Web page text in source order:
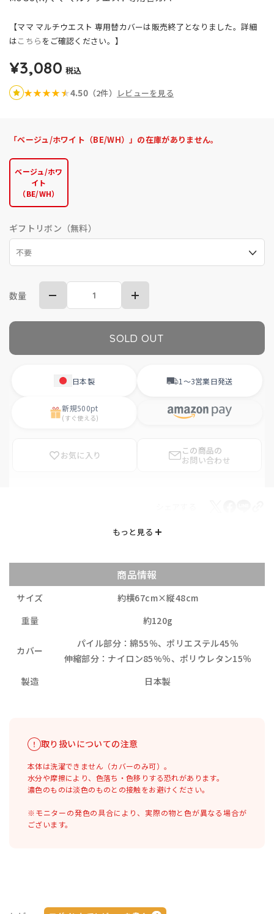
【ママ マルチウエスト 専用替カバーは販売終了となりました。 詳細
はこちら をご確認ください。】
¥3,080 税込
★★★★★
★4.50（2件） レビューを見る
「ベージュ/ホワイト（BE/WH）」の在庫がありません。
ベージュ/ホワ
イト
（BE/WH）
ギフトリボン（無料）
数量
SOLD OUT
日本製 1〜3営業日発送
新規500pt
(すぐ使える)
お気に入り
この商品の
お問い合わせ
商品情報
サイズ
約横67cm×縦48cm
重量
約120g
カバー
パイル部分：綿55％、ポリエステル45％
伸縮部分：ナイロン85%％、ポリウレタン15％
製造
日本製
取り扱いについての注意
本体は洗濯できません（カバーのみ可）。
水分や摩擦により、色落ち・色移りする恐れがあります。
濃色のものは淡色のものとの接触をお避けください。
※モニターの発色の具合により、実際の物と色が異なる場合が
ございます。